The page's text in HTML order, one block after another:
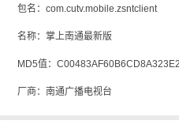
包名：com.cutv.mobile.zsntclient
名称：掌上南通最新版
MD5值：
厂商：南通广播电视台